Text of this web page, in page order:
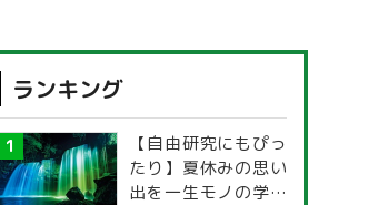
ランキング
【自由研究にもぴっ
たり】夏休みの思い
出を一生モノの学び